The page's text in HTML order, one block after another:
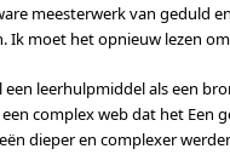
meesterwerk van geduld
Ik moet het opnieuw lezen
leerhulpmiddel als een
complex web dat het
dieper en complexer